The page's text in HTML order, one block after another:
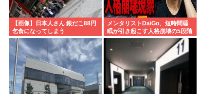
【画像】日本人さん 銀だこ88円
乞食になってしまう
メンタリストDaiGo、短時間睡
眠が引き起こす人格崩壊の5段階
を解説…最初に壊れるのは眠気
ではなく「心の余白」